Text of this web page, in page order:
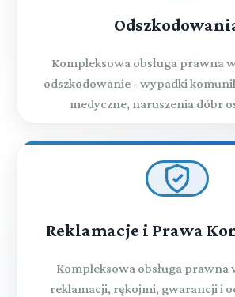
Kompleksowa obsługa prawna
odszkodowanie - wypadki
medyczne, naruszenia dóbr
Reklamacje i Prawa
Kompleksowa obsługa prawna
reklamacji, rękojmi, gwarancji i